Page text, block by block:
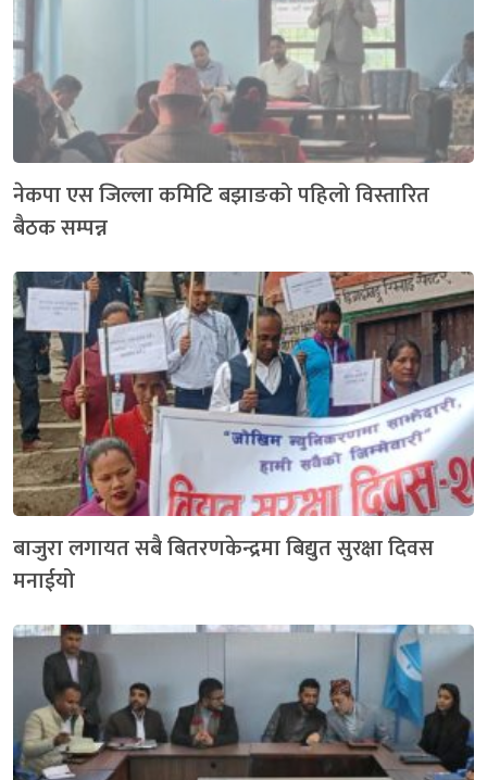
नेकपा एस जिल्ला कमिटि बझाङको पहिलो विस्तारित
बैठक सम्पन्न
बाजुरा लगायत सबै बितरणकेन्द्रमा बिद्युत सुरक्षा दिवस
मनाईयो